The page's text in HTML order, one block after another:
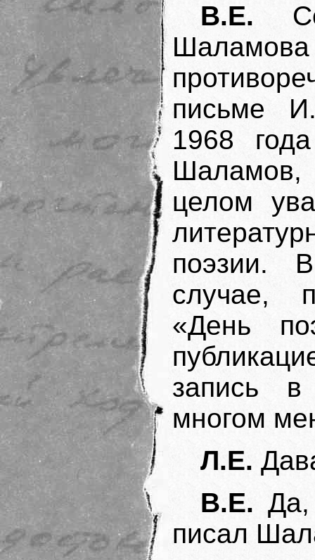
В.Е.
письме
1968
Шаламов,
целом
поэзии.
случае,
«День
запись
многом
Л.Е.
В.Е.
писал